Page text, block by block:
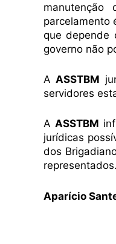
parcelamento
que depende
governo não
AASSTBM
servidores
A ASSTBM
jurídicas
dos
representados.
Aparício